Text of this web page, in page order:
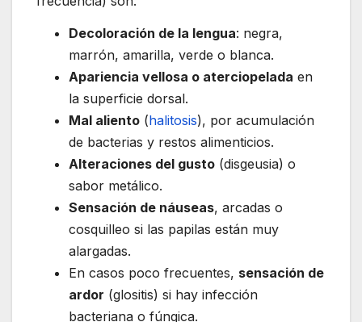
Decoloración de la lengua: negra,
marrón, amarilla, verde o blanca.
Apariencia vellosa o aterciopelada en
la superficie dorsal.
Mal aliento (halitosis), por acumulación
de bacterias y restos alimenticios.
Alteraciones del gusto (disgeusia) o
sabor metálico.
Sensación de náuseas, arcadas o
cosquilleo si las papilas están muy
alargadas.
En casos poco frecuentes, sensación de
ardor (glositis) si hay infección
bacteriana o fúngica.